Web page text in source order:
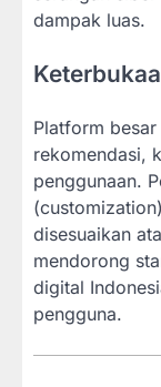
dampak luas.
Platform
rekomendasi,
penggunaan.
disesuaikan
mendorong
digital
pengguna.